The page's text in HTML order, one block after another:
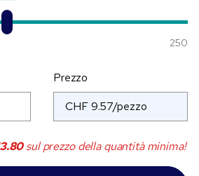
250
Prezzo
sul prezzo della quantità minima!